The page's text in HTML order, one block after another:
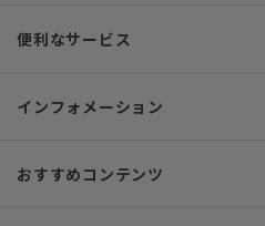
便利なサービス
インフォメーション
おすすめコンテンツ